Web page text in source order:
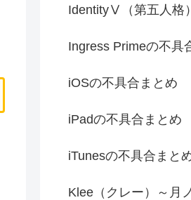
IdentityⅤ（第五人格
Ingress Primeの不具
iOSの不具合まとめ
iPadの不具合まとめ
iTunesの不具合まと
Klee（クレー）～月